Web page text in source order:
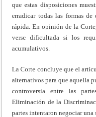
que estas disposiciones
erradicar todas las formas
rápida. En opinión de la
verse dificultada si los
acumulativos.
La Corte concluye que el
alternativos para que aquella
controversia entre las
Eliminación de la
partes intentaron negociar una